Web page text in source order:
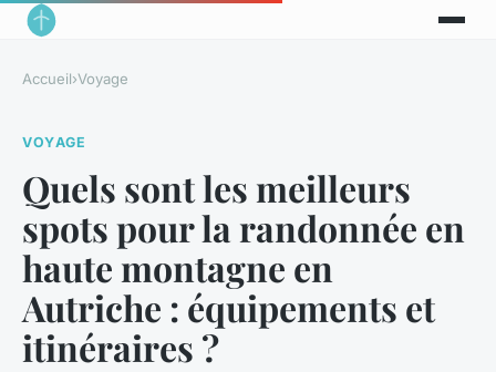
Accueil›Voyage
VOYAGE
Quels sont les meilleurs
spots pour la randonnée en
haute montagne en
Autriche : équipements et
itinéraires ?